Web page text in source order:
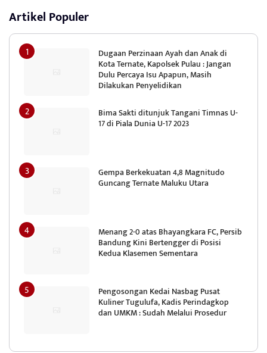
Artikel Populer
Dugaan Perzinaan Ayah dan Anak di
Kota Ternate, Kapolsek Pulau : Jangan
Dulu Percaya Isu Apapun, Masih
Dilakukan Penyelidikan
Bima Sakti ditunjuk Tangani Timnas U-
17 di Piala Dunia U-17 2023
Gempa Berkekuatan 4,8 Magnitudo
Guncang Ternate Maluku Utara
Menang 2-0 atas Bhayangkara FC, Persib
Bandung Kini Bertengger di Posisi
Kedua Klasemen Sementara
Pengosongan Kedai Nasbag Pusat
Kuliner Tugulufa, Kadis Perindagkop
dan UMKM : Sudah Melalui Prosedur